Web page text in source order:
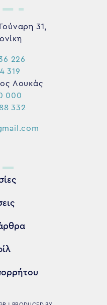
31,
226
319
Λουκάς
000
332